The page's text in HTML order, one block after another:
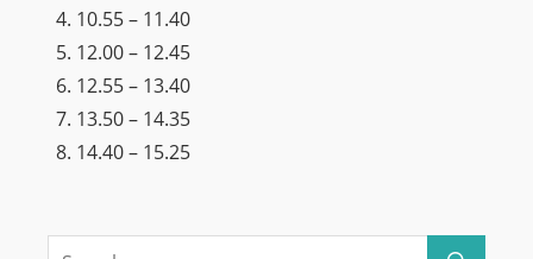
10.55 – 11.40
12.00 – 12.45
12.55 – 13.40
13.50 – 14.35
14.40 – 15.25